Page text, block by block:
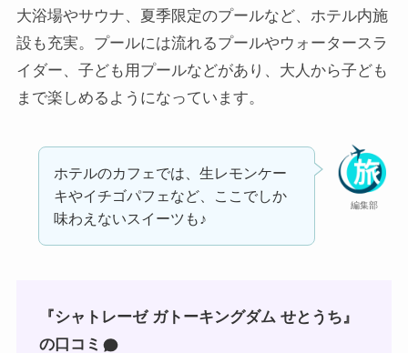
大浴場やサウナ、夏季限定のプールなど、ホテル内施
設も充実。プールには流れるプールやウォータースラ
イダー、子ども用プールなどがあり、大人から子ども
まで楽しめるようになっています。
編集部
ホテルのカフェでは、生レモンケー
キやイチゴパフェなど、ここでしか
味わえないスイーツも♪
『シャトレーゼ ガトーキングダム せとうち』
の口コミ